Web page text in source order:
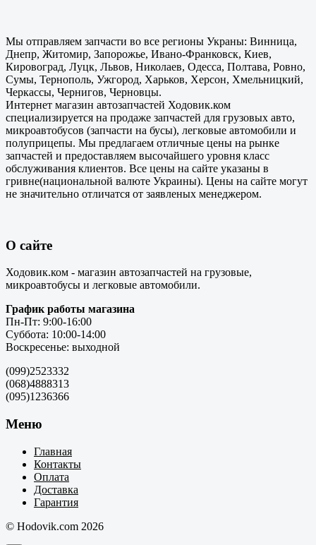
Мы отправляем запчасти во все регионы Украны: Винница,
Днепр, Житомир, Запорожье, Ивано-Франковск, Киев,
Кировоград, Луцк, Львов, Николаев, Одесса, Полтава, Ровно,
Сумы, Тернополь, Ужгород, Харьков, Херсон, Хмельницкий,
Черкассы, Чернигов, Черновцы.
Интернет магазин автозапчастей Ходовик.ком
специализируется на продаже запчастей для грузовых авто,
микроавтобусов (запчасти на бусы), легковые автомобили и
полуприцепы. Мы предлагаем отличные цены на рынке
запчастей и предоставляем высочайшего уровня класс
обслуживания клиентов. Все цены на сайте указаны в
гривне(национальной валюте Украины). Цены на сайте могут
не значительно отличатся от заявленых менеджером.
О сайте
Ходовик.ком - магазин автозапчастей на грузовые,
микроавтобусы и легковые автомобили.
График работы магазина
Пн-Пт: 9:00-16:00
Суббота: 10:00-14:00
Воскресенье: выходной
(099)2523332
(068)4888313
(095)1236366
Меню
Главная
Контакты
Оплата
Доставка
Гарантия
© Hodovik.com 2026